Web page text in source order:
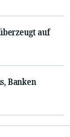
auf
Banken